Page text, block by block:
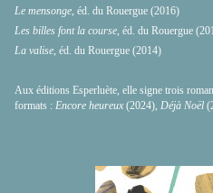
Le mensonge , éd. du Rouergue (2016)
Les billes font la course , éd. du Rouergue
La valise , éd. du Rouergue (2014)
Aux éditions Esperluète, elle signe trois
formats : Encore heureux (2024), Déjà Noël